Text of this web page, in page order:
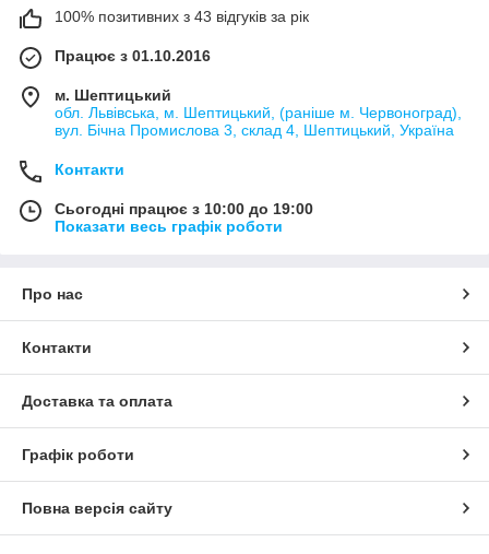
100% позитивних з 43 відгуків за рік
Працює з 01.10.2016
м. Шептицький
обл. Львівська, м. Шептицький, (раніше м. Червоноград),
вул. Бічна Промислова 3, склад 4, Шептицький, Україна
Контакти
Сьогодні працює з 10:00 до 19:00
Показати весь графік роботи
Про нас
Контакти
Доставка та оплата
Графік роботи
Повна версія сайту